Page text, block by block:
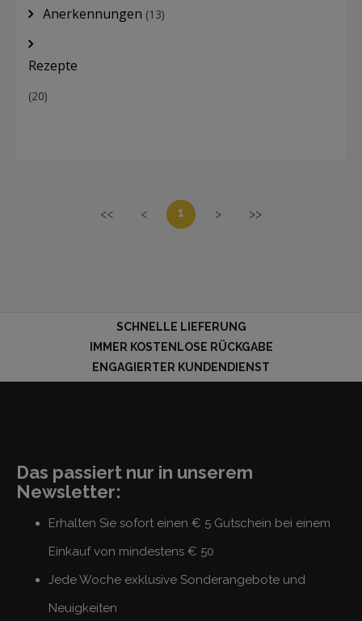
Anerkennungen (13)
Rezepte
(20)
<< < 1 > >>
SCHNELLE LIEFERUNG
IMMER KOSTENLOSE RÜCKGABE
ENGAGIERTER KUNDENDIENST
Das passiert nur in unserem
Newsletter:
Erhalten Sie sofort einen € 5 Gutschein bei einem
Einkauf von mindestens € 50
Jede Woche exklusive Sonderangebote und
Neuigkeiten